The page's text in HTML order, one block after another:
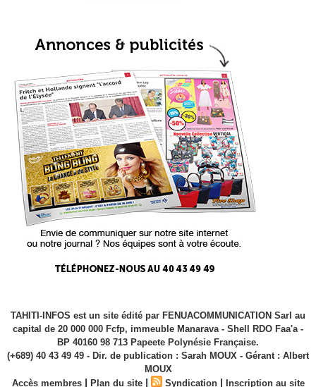
TAHITI-INFOS est un site édité par FENUACOMMUNICATION Sarl au
capital de 20 000 000 Fcfp, immeuble Manarava - Shell RDO Faa'a -
BP 40160 98 713 Papeete Polynésie Française.
(+689) 40 43 49 49 - Dir. de publication : Sarah MOUX - Gérant : Albert
MOUX
Accès membres | Plan du site | Syndication | Inscription au site